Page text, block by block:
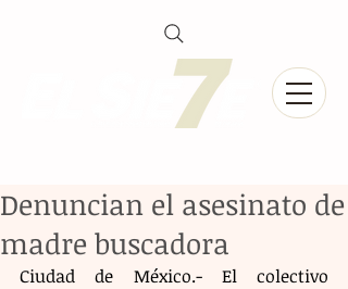
Denuncian el asesinato de
madre buscadora
Ciudad de México.- El colectivo